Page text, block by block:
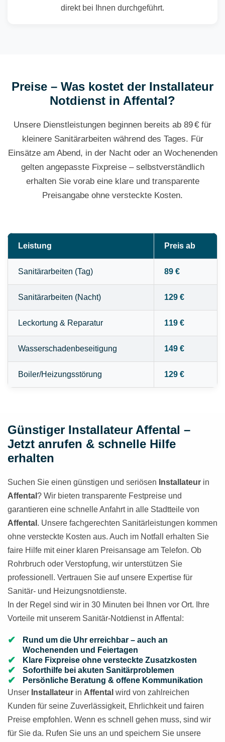
direkt bei Ihnen durchgeführt.
Preise – Was kostet der Installateur
Notdienst in Affental?
Unsere Dienstleistungen beginnen bereits ab 89 € für
kleinere Sanitärarbeiten während des Tages. Für
Einsätze am Abend, in der Nacht oder an Wochenenden
gelten angepasste Fixpreise – selbstverständlich
erhalten Sie vorab eine klare und transparente
Preisangabe ohne versteckte Kosten.
Leistung Preis ab
Sanitärarbeiten (Tag) 89 €
Sanitärarbeiten (Nacht) 129 €
Leckortung & Reparatur 119 €
Wasserschadenbeseitigung 149 €
Boiler/Heizungsstörung 129 €
Günstiger Installateur Affental –
Jetzt anrufen & schnelle Hilfe
erhalten
Suchen Sie einen günstigen und seriösen Installateur in
Affental ? Wir bieten transparente Festpreise und
garantieren eine schnelle Anfahrt in alle Stadtteile von
Affental . Unsere fachgerechten Sanitärleistungen kommen
ohne versteckte Kosten aus. Auch im Notfall erhalten Sie
faire Hilfe mit einer klaren Preisansage am Telefon. Ob
Rohrbruch oder Verstopfung, wir unterstützen Sie
professionell. Vertrauen Sie auf unsere Expertise für
Sanitär- und Heizungsnotdienste.
In der Regel sind wir in 30 Minuten bei Ihnen vor Ort. Ihre
Vorteile mit unserem Sanitär-Notdienst in Affental:
Rund um die Uhr erreichbar – auch an
Wochenenden und Feiertagen
Klare Fixpreise ohne versteckte Zusatzkosten
Soforthilfe bei akuten Sanitärproblemen
Persönliche Beratung & offene Kommunikation
Unser Installateur in Affental wird von zahlreichen
Kunden für seine Zuverlässigkeit, Ehrlichkeit und fairen
Preise empfohlen. Wenn es schnell gehen muss, sind wir
für Sie da. Rufen Sie uns an und speichern Sie unsere